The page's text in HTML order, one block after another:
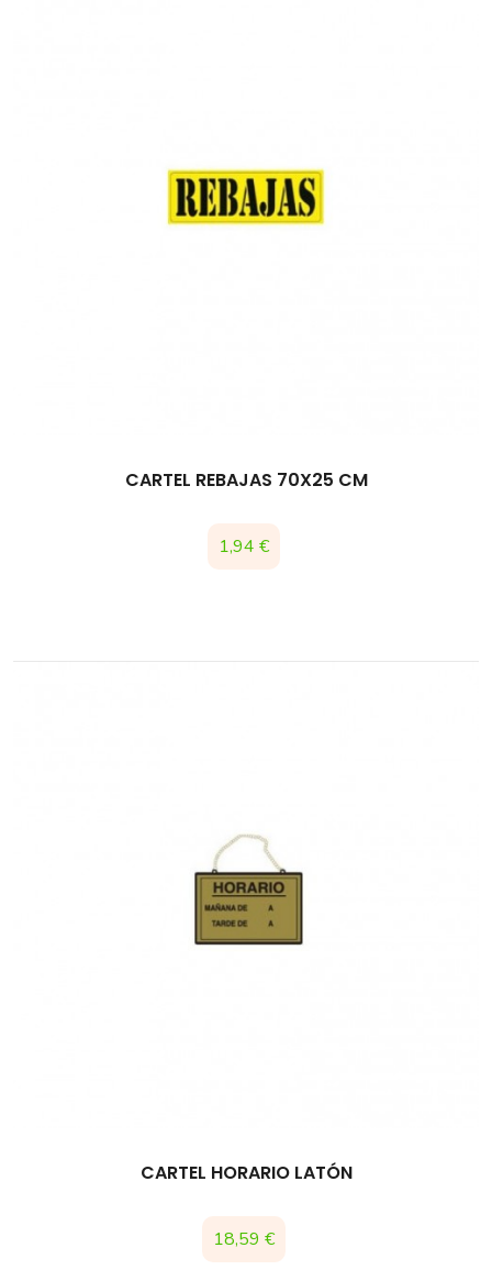
CARTEL REBAJAS 70X25 CM
Precio
1,94 €
CARTEL HORARIO LATÓN
Precio
18,59 €